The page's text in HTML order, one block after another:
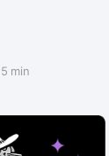
5 min